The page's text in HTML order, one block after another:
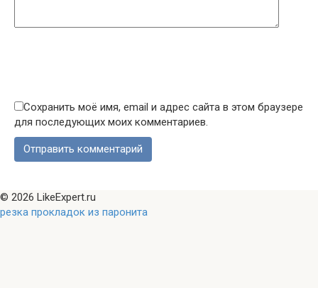
Сохранить моё имя, email и адрес сайта в этом браузере
для последующих моих комментариев.
© 2026 LikeExpert.ru
резка прокладок из паронита